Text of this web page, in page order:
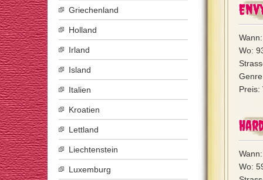
Wo:
Preis:
Wo:
Griechenland
Holland
Irland
Island
Italien
Kroatien
Lettland
Liechtenstein
Luxemburg